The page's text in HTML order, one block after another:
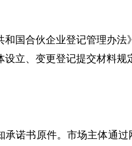
国合伙企业登记管理办法
立、变更登记提交材料规
诺书原件。市场主体通过